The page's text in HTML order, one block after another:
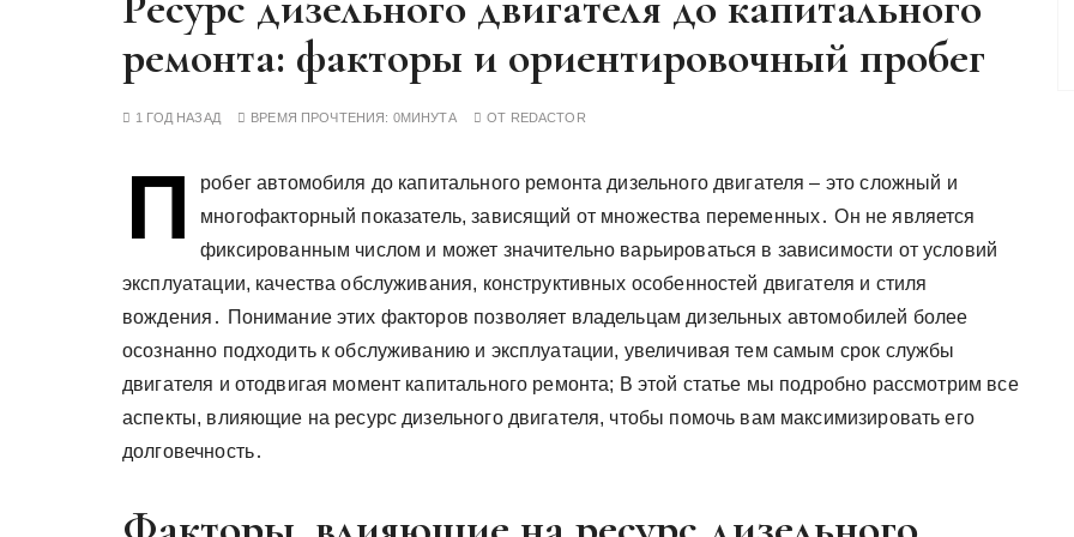
ремонта: факторы и ориентировочный пробег
1 ГОД НАЗАД ВРЕМЯ ПРОЧТЕНИЯ: 0МИНУТА ОТ REDACTOR
П
робег автомобиля до капитального ремонта дизельного двигателя – это сложный и
многофакторный показатель, зависящий от множества переменных․ Он не является
фиксированным числом и может значительно варьироваться в зависимости от условий
эксплуатации, качества обслуживания, конструктивных особенностей двигателя и стиля
вождения․ Понимание этих факторов позволяет владельцам дизельных автомобилей более
осознанно подходить к обслуживанию и эксплуатации, увеличивая тем самым срок службы
двигателя и отодвигая момент капитального ремонта; В этой статье мы подробно рассмотрим все
аспекты, влияющие на ресурс дизельного двигателя, чтобы помочь вам максимизировать его
долговечность․